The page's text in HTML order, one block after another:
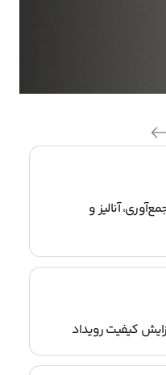
آنالیز و
کیفیت رویداد